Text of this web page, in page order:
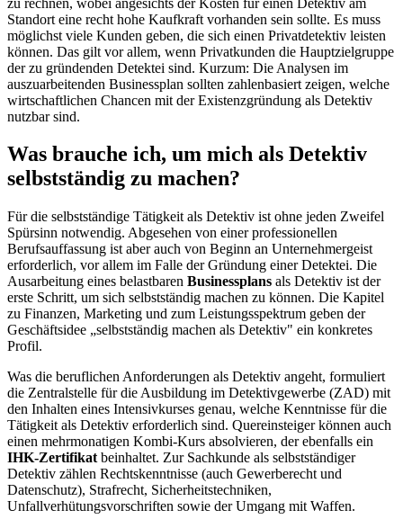
Standort eine recht hohe Kaufkraft vorhanden sein sollte. Es muss
möglichst viele Kunden geben, die sich einen Privatdetektiv leisten
können. Das gilt vor allem, wenn Privatkunden die Hauptzielgruppe
der zu gründenden Detektei sind. Kurzum: Die Analysen im
auszuarbeitenden Businessplan sollten zahlenbasiert zeigen, welche
wirtschaftlichen Chancen mit der Existenzgründung als Detektiv
nutzbar sind.
Was brauche ich, um mich als Detektiv
selbstständig zu machen?
Für die selbstständige Tätigkeit als Detektiv ist ohne jeden Zweifel
Spürsinn notwendig. Abgesehen von einer professionellen
Berufsauffassung ist aber auch von Beginn an Unternehmergeist
erforderlich, vor allem im Falle der Gründung einer Detektei. Die
Ausarbeitung eines belastbaren Businessplans als Detektiv ist der
erste Schritt, um sich selbstständig machen zu können. Die Kapitel
zu Finanzen, Marketing und zum Leistungsspektrum geben der
Geschäftsidee „selbstständig machen als Detektiv" ein konkretes
Profil.
Was die beruflichen Anforderungen als Detektiv angeht, formuliert
die Zentralstelle für die Ausbildung im Detektivgewerbe (ZAD) mit
den Inhalten eines Intensivkurses genau, welche Kenntnisse für die
Tätigkeit als Detektiv erforderlich sind. Quereinsteiger können auch
einen mehrmonatigen Kombi-Kurs absolvieren, der ebenfalls ein
IHK-Zertifikat beinhaltet. Zur Sachkunde als selbstständiger
Detektiv zählen Rechtskenntnisse (auch Gewerberecht und
Datenschutz), Strafrecht, Sicherheitstechniken,
Unfallverhütungsvorschriften sowie der Umgang mit Waffen.